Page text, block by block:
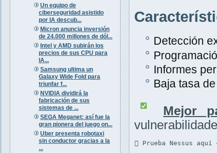
Un equipo de
ciberseguridad asistido
por IA descub...
Micron anuncia inversión
de 24.000 millones de dól...
Intel y AMD subirán los
precios de sus CPU para
IA...
Samsung ultima un
Galaxy Wide Fold para
triunfar f...
NVIDIA dividirá la
fabricación de sus
sistemas de ...
SEGA Meganet: así fue la
gran pionera del juego on...
Uber presenta robotaxi
sin conductor gracias a la
...
Detección
Informes
Baja tasa
Mejor
 Prueba Nessus aquí